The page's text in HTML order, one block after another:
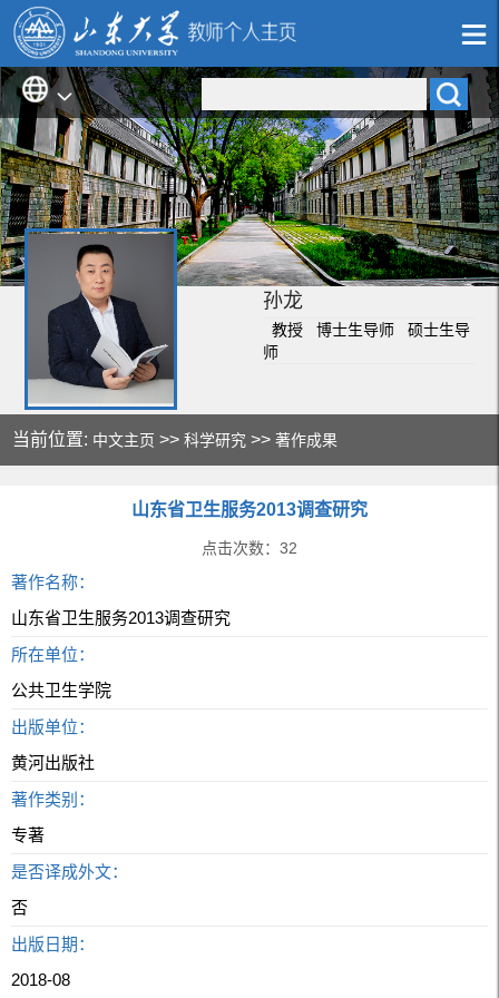
孙龙
教授 博士生导师 硕士生导
师
当前位置: 中文主页 >>科学研究 >>著作成果
山东省卫生服务2013调查研究
点击次数： 32
著作名称：
山东省卫生服务2013调查研究
所在单位：
公共卫生学院
出版单位：
黄河出版社
著作类别：
专著
是否译成外文：
否
出版日期：
2018-08